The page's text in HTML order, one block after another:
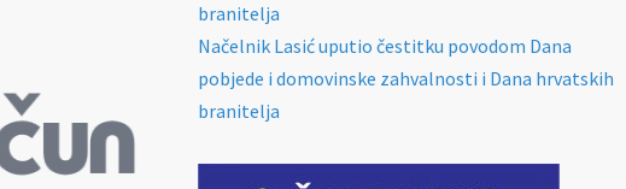
branitelja
Načelnik Lasić uputio čestitku povodom Dana
pobjede i domovinske zahvalnosti i Dana hrvatskih
branitelja